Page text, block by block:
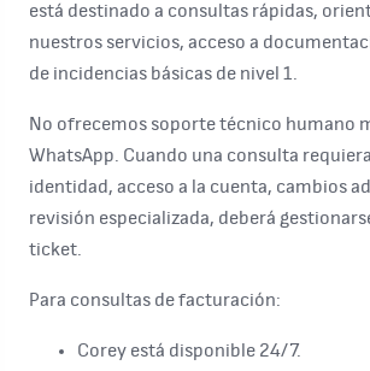
está destinado a consultas rápidas,
nuestros servicios, acceso a
de incidencias básicas de nivel 1.
No ofrecemos soporte técnico humano
WhatsApp. Cuando una consulta
identidad, acceso a la cuenta, cambios
revisión especializada, deberá
ticket.
Para consultas de facturación:
Corey está disponible 24/7.